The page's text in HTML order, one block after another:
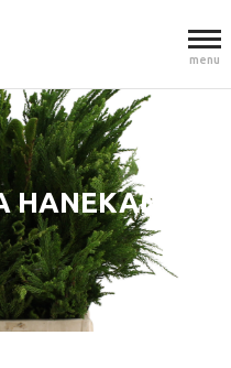
menu
HANEKAM